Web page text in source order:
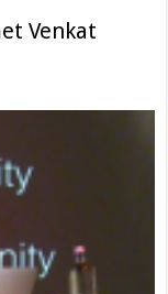
Venkat